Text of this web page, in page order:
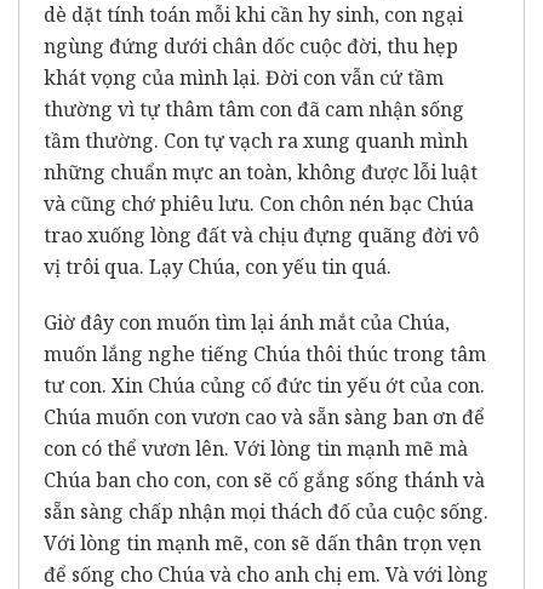
dè dặt tính toán mỗi khi cần hy sinh, con ngại
ngùng đứng dưới chân dốc cuộc đời, thu hẹp
khát vọng của mình lại. Đời con vẫn cứ tầm
thường vì tự thâm tâm con đã cam nhận sống
tầm thường. Con tự vạch ra xung quanh mình
những chuẩn mực an toàn, không được lỗi luật
và cũng chớ phiêu lưu. Con chôn nén bạc Chúa
trao xuống lòng đất và chịu đựng quãng đời vô
vị trôi qua. Lạy Chúa, con yếu tin quá.
Giờ đây con muốn tìm lại ánh mắt của Chúa,
muốn lắng nghe tiếng Chúa thôi thúc trong tâm
tư con. Xin Chúa củng cố đức tin yếu ớt của con.
Chúa muốn con vươn cao và sẵn sàng ban ơn để
con có thể vươn lên. Với lòng tin mạnh mẽ mà
Chúa ban cho con, con sẽ cố gắng sống thánh và
sẵn sàng chấp nhận mọi thách đố của cuộc sống.
Với lòng tin mạnh mẽ, con sẽ dấn thân trọn vẹn
để sống cho Chúa và cho anh chị em. Và với lòng